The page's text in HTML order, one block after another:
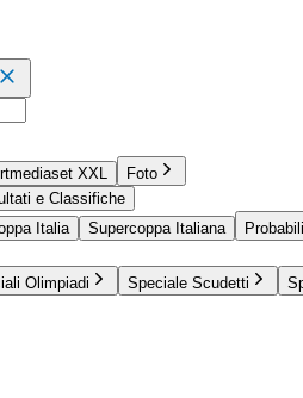
XXL
Foto
e Classifiche
Italia Supercoppa Italiana
Olimpiadi Speciale Scudetti